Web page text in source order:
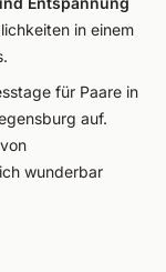
in einem
für Paare in
auf.
wunderbar